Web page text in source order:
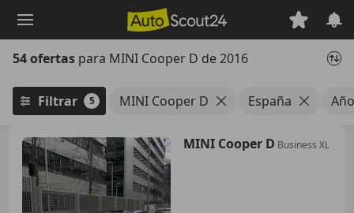
principal
54 ofertas para MINI Cooper D de 2016
Filtrar 5 MINI Cooper D España
MINI Cooper D Business XL